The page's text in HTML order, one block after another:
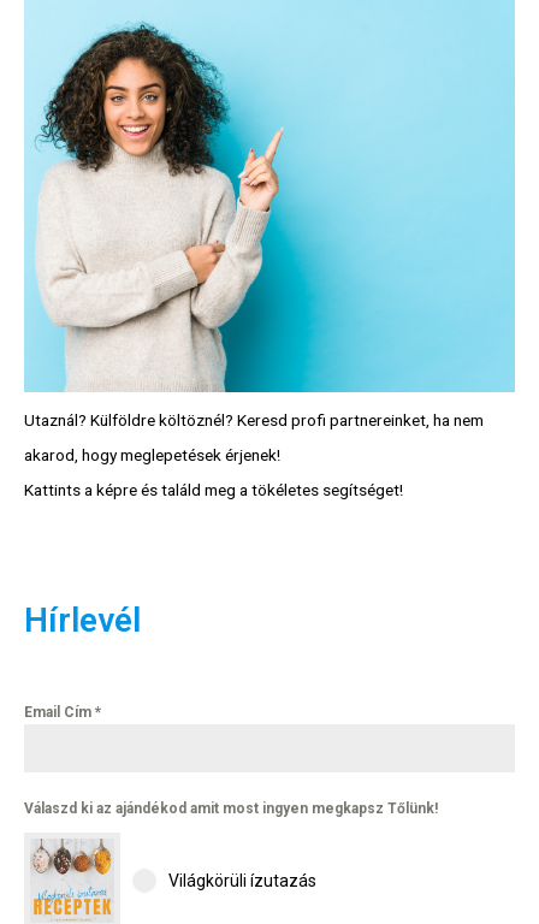
Utaznál? Külföldre költöznél? Keresd profi partnereinket, ha nem
akarod, hogy meglepetések érjenek!
Kattints a képre és találd meg a tökéletes segítséget!
Hírlevél
Email Cím *
Válaszd ki az ajándékod amit most ingyen megkapsz Tőlünk!
Világkörüli ízutazás